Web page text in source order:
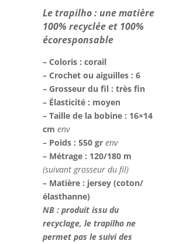
Le trapilho : une matière
100% recyclée et 100%
écoresponsable
– Coloris : corail
– Crochet ou aiguilles : 6
– Grosseur du fil : très fin
– Élasticité : moyen
– Taille de la bobine : 16×14
cmenv
– Poids : 550 grenv
– Métrage : 120/180 m
(suivant grosseur du fil)
– Matière : jersey(coton/
élasthanne)
NB : produit issu du
recyclage, le trapilho ne
permet pas le suivi des